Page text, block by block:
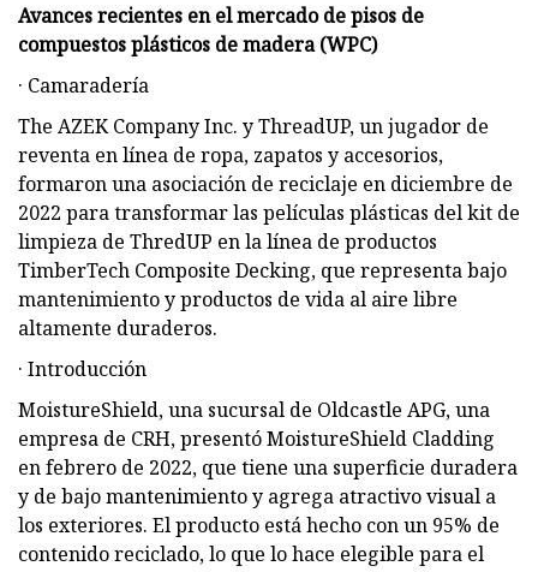
Avances recientes en el mercado de pisos de
compuestos plásticos de madera (WPC)
· Camaradería
The AZEK Company Inc. y ThreadUP, un jugador de
reventa en línea de ropa, zapatos y accesorios,
formaron una asociación de reciclaje en diciembre de
2022 para transformar las películas plásticas del kit de
limpieza de ThredUP en la línea de productos
TimberTech Composite Decking, que representa bajo
mantenimiento y productos de vida al aire libre
altamente duraderos.
· Introducción
MoistureShield, una sucursal de Oldcastle APG, una
empresa de CRH, presentó MoistureShield Cladding
en febrero de 2022, que tiene una superficie duradera
y de bajo mantenimiento y agrega atractivo visual a
los exteriores. El producto está hecho con un 95% de
contenido reciclado, lo que lo hace elegible para el